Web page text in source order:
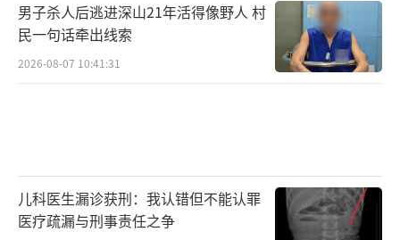
男子杀人后逃进深山21年活得像野人 村
民一句话牵出线索
2026-08-07 10:41:31
儿科医生漏诊获刑：我认错但不能认罪
医疗疏漏与刑事责任之争